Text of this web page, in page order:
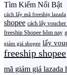
Tìm Kiếm Nổi Bật
cách lấy mã freeship lazada
shopee cách lấy voucher
freeship Shopee hôm nay
giảm giá shopee lấy
freeship shopee
mã giảm giá lazada